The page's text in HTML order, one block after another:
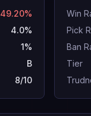
49.20%
4.0%
1%
B
8/10
Win
Pick
Ban
Tier